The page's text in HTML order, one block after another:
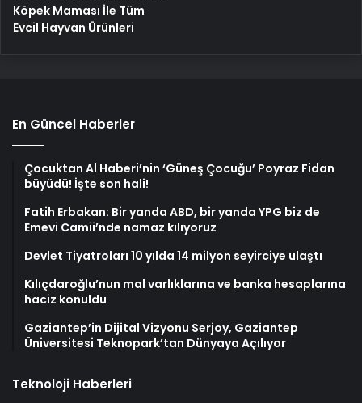
Köpek Maması İle Tüm
Evcil Hayvan Ürünleri
En Güncel Haberler
Çocuktan Al Haberi’nin ‘Güneş Çocuğu’ Poyraz Fidan
büyüdü! İşte son hali!
Fatih Erbakan: Bir yanda ABD, bir yanda YPG biz de
Emevi Camii’nde namaz kılıyoruz
Devlet Tiyatroları 10 yılda 14 milyon seyirciye ulaştı
Kılıçdaroğlu’nun mal varlıklarına ve banka hesaplarına
haciz konuldu
Gaziantep’in Dijital Vizyonu Serjoy, Gaziantep
Üniversitesi Teknopark’tan Dünyaya Açılıyor
Teknoloji Haberleri